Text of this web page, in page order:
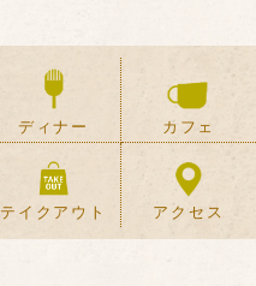
ディナー カフェ
テイクアウト アクセス